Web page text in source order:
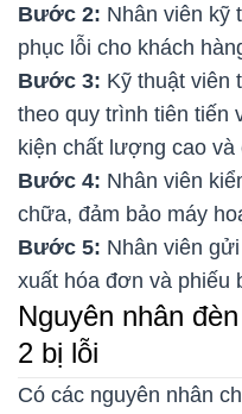
Bước 2: Nhân viên kỹ
phục lỗi cho khách
Bước 3: Kỹ thuật viên
theo quy trình tiên tiến
kiện chất lượng cao và
Bước 4: Nhân viên
chữa, đảm bảo máy
Bước 5: Nhân viên
xuất hóa đơn và phiếu
Nguyên nhân
2 bị lỗi
Có các nguyên nhân